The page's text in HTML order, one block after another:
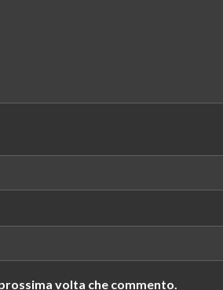
volta che commento.